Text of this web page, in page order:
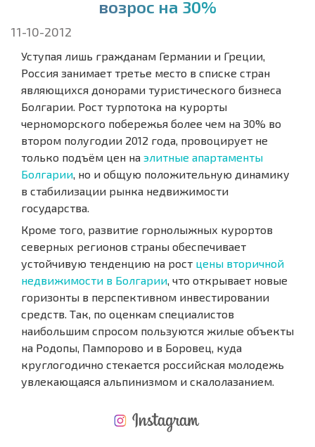
возрос на 30%
11-10-2012
Уступая лишь гражданам Германии и Греции,
Россия занимает третье место в списке стран
являющихся донорами туристического бизнеса
Болгарии. Рост турпотока на курорты
черноморского побережья более чем на 30% во
втором полугодии 2012 года, провоцирует не
только подъём цен на элитные апартаменты
Болгарии, но и общую положительную динамику
в стабилизации рынка недвижимости
государства.
Кроме того, развитие горнолыжных курортов
северных регионов страны обеспечивает
устойчивую тенденцию на рост цены вторичной
недвижимости в Болгарии, что открывает новые
горизонты в перспективном инвестировании
средств. Так, по оценкам специалистов
наибольшим спросом пользуются жилые объекты
на Родопы, Пампорово и в Боровец, куда
круглогодично стекается российская молодежь
увлекающаяся альпинизмом и скалолазанием.